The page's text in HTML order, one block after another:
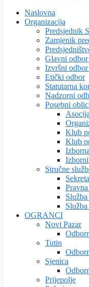
Naslovna
Organizacija
Predsjednik
Zamjenik
Glavni odbor
Izvršni
Etički odbor
Statutarna
Nadzorni
Posebni
Klub
Klub
Stručne
OGRANCI
Novi Pazar
Tutin
Sjenica
Prijepolje